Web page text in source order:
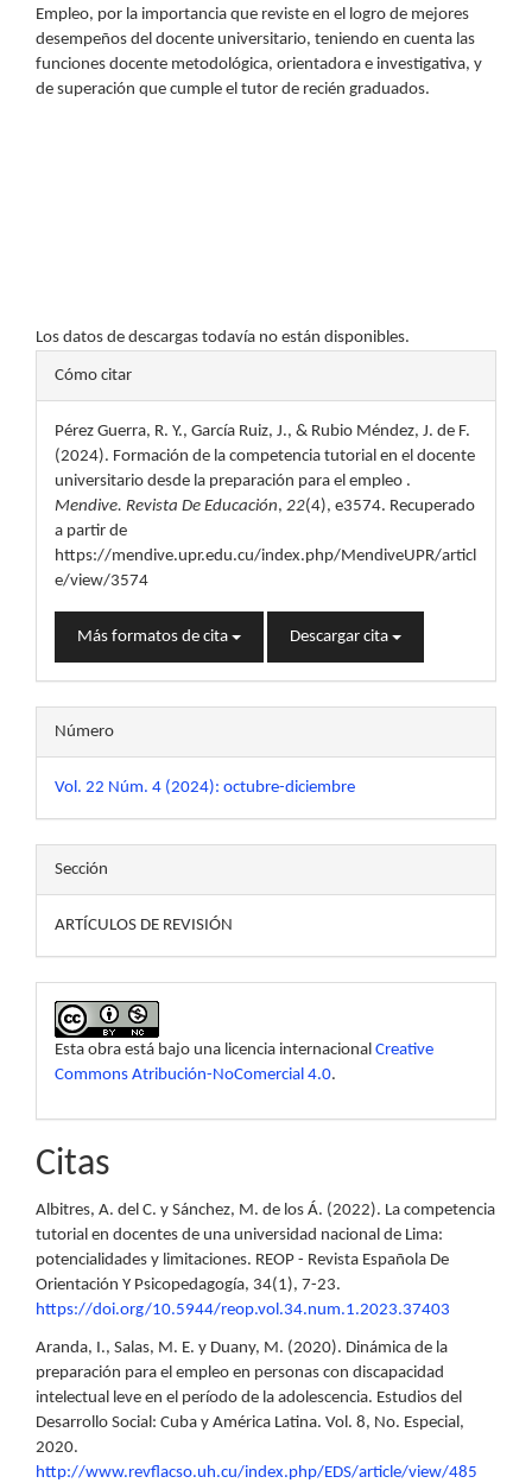
Empleo, por la importancia que reviste en el logro de mejores
desempeños del docente universitario, teniendo en cuenta las
funciones docente metodológica, orientadora e investigativa, y
de superación que cumple el tutor de recién graduados.
Los datos de descargas todavía no están disponibles.
Detalles
del
artículo
Cómo citar
Pérez Guerra, R. Y., García Ruiz, J., & Rubio Méndez, J. de F.
(2024). Formación de la competencia tutorial en el docente
universitario desde la preparación para el empleo .
Mendive. Revista De Educación, 22(4), e3574. Recuperado
a partir de
https://mendive.upr.edu.cu/index.php/MendiveUPR/articl
e/view/3574
Más formatos de cita Descargar cita
Número
Vol. 22 Núm. 4 (2024): octubre-diciembre
Sección
ARTÍCULOS DE REVISIÓN
Esta obra está bajo una licencia internacional Creative
Commons Atribución-NoComercial 4.0.
Citas
Albitres, A. del C. y Sánchez, M. de los Á. (2022). La competencia
tutorial en docentes de una universidad nacional de Lima:
potencialidades y limitaciones. REOP - Revista Española De
Orientación Y Psicopedagogía, 34(1), 7-23.
https://doi.org/10.5944/reop.vol.34.num.1.2023.37403
Aranda, I., Salas, M. E. y Duany, M. (2020). Dinámica de la
preparación para el empleo en personas con discapacidad
intelectual leve en el período de la adolescencia. Estudios del
Desarrollo Social: Cuba y América Latina. Vol. 8, No. Especial,
2020.
http://www.revflacso.uh.cu/index.php/EDS/article/view/485